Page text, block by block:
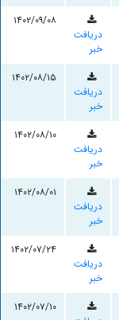
دریافت
خبر
۱۴۰۲/۰۹/۰۸
دریافت
خبر
۱۴۰۲/۰۸/۱۵
دریافت
خبر
۱۴۰۲/۰۸/۱۰
دریافت
خبر
۱۴۰۲/۰۸/۰۱
دریافت
خبر
۱۴۰۲/۰۷/۲۴
۱۴۰۲/۰۷/۱۰